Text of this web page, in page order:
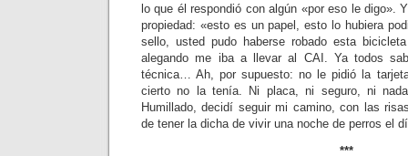
lo que él respondió con algún «por eso le digo».
propiedad: «esto es un papel, esto lo hubiera
sello, usted pudo haberse robado esta
alegando me iba a llevar al CAI. Ya todos
técnica… Ah, por supuesto: no le pidió la
cierto no la tenía. Ni placa, ni seguro, ni
Humillado, decidí seguir mi camino, con las
de tener la dicha de vivir una noche de perros el
***